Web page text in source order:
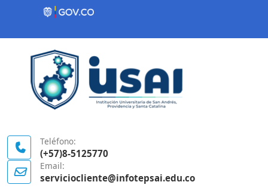
Contenido inicial
Teléfono:
(+57)8-5125770
Email:
serviciocliente@infotepsai.edu.co